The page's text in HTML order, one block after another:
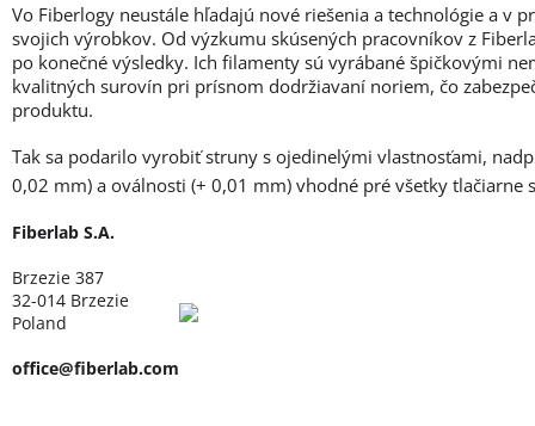
Vo Fiberlogy neustále hľadajú nové riešenia a technológie a v
svojich výrobkov. Od výzkumu skúsených pracovníkov z
po konečné výsledky. Ich filamenty sú vyrábané špičkovými
kvalitných surovín pri prísnom dodržiavaní noriem, čo
produktu.
Tak sa podarilo vyrobiť struny s ojedinelými vlastnosťami,
0,02 mm) a oválnosti (+ 0,01 mm) vhodné pré všetky tlačiarne
Fiberlab S.A.
Brzezie 387
32-014 Brzezie
Poland
office@fiberlab.com